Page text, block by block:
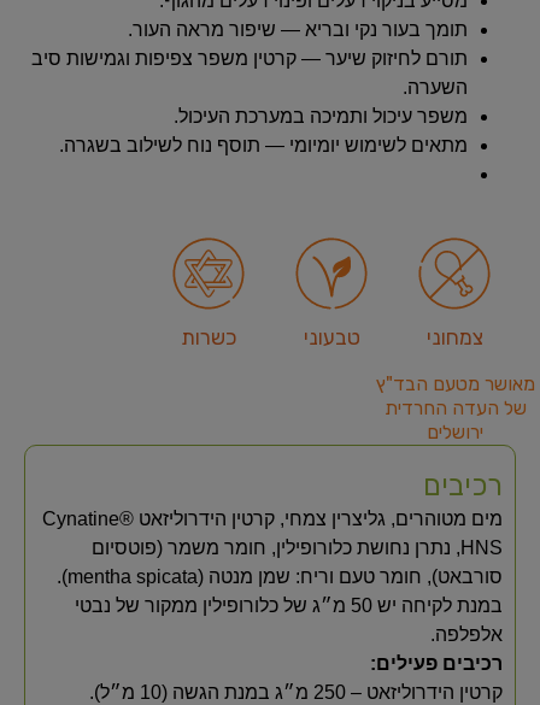
תומך בעור נקי ובריא — שיפור מראה העור.
תורם לחיזוק שיער — קרטין משפר צפיפות וגמישות סיב
השערה.
משפר עיכול ותמיכה במערכת העיכול.
מתאים לשימוש יומיומי — תוסף נוח לשילוב בשגרה.
צמחוני טבעוני כשרות
מאושר מטעם הבד"ץ
של העדה החרדית
ירושלים
רכיבים
מים מטוהרים, גליצרין צמחי, קרטין הידרוליזאט Cynatine®
HNS, נתרן נחושת כלורופילין, חומר משמר (פוטסיום
סורבאט), חומר טעם וריח: שמן מנטה (mentha spicata).
במנת לקיחה יש 50 מ״ג של כלורופילין ממקור של נבטי
אלפלפה.
רכיבים פעילים:
קרטין הידרוליזאט – 250 מ״ג במנת הגשה (10 מ״ל).